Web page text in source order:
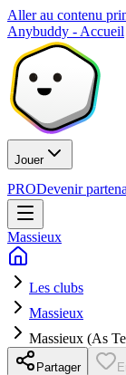
Aller au contenu
Anybuddy - Accueil
Jouer
PRODevenir
Massieux
Les clubs
Massieux
Massieux (As
Partager